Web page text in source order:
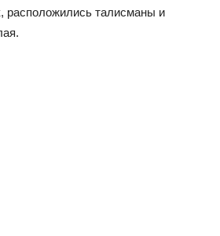
расположились талисманы и